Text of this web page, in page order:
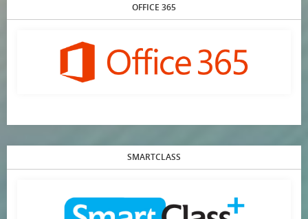
OFFICE 365
SMARTCLASS